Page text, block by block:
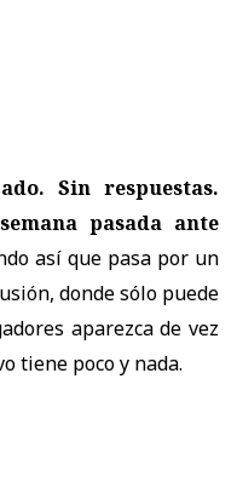
Sin respuestas.
pasada ante
así que pasa por un
donde sólo puede
aparezca de vez
tiene poco y nada.